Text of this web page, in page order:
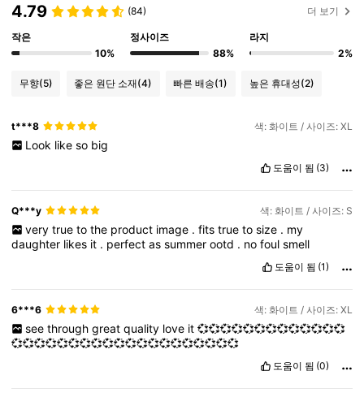
4.79 (84) 더 보기
작은
10%
정사이즈
88%
라지
2%
무향(5) 좋은 원단 소재(4) 빠른 배송(1) 높은 휴대성(2)
t***8 색: 화이트 / 사이즈: XL
Look like so big
도움이 됨 (3)
Q***y 색: 화이트 / 사이즈: S
very true to the product image . fits true to size . my
daughter likes it . perfectassummerootd . nofoulsmell
도움이 됨 (1)
6***6 색: 화이트 / 사이즈: XL
see through great quality love it 💞💞💞💞💞💞💞💞💞💞💞💞💞
💞💞💞💞💞💞💞💞💞💞💞💞💞💞💞💞💞💞💞💞
도움이 됨 (0)